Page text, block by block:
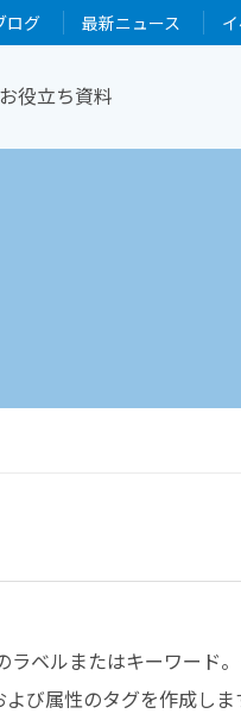
ログ 最新ニュース
役立ち資料
ベルまたはキーワード
び属性のタグを作成しま